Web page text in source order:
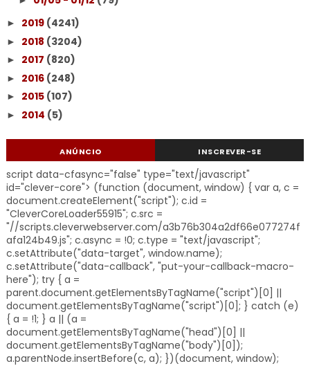
► 2019 (4241)
► 2018 (3204)
► 2017 (820)
► 2016 (248)
► 2015 (107)
► 2014 (5)
ANÚNCIO INSCREVER-SE
script data-cfasync="false" type="text/javascript"
id="clever-core"> (function (document, window) { var a, c =
document.createElement("script"); c.id =
"CleverCoreLoader55915"; c.src =
"//scripts.cleverwebserver.com/a3b76b304a2df66e077274f
afa124b49.js"; c.async = !0; c.type = "text/javascript";
c.setAttribute("data-target", window.name);
c.setAttribute("data-callback", "put-your-callback-macro-
here"); try { a =
parent.document.getElementsByTagName("script")[0] ||
document.getElementsByTagName("script")[0]; } catch (e)
{ a = !1; } a || (a =
document.getElementsByTagName("head")[0] ||
document.getElementsByTagName("body")[0]);
a.parentNode.insertBefore(c, a); })(document, window);